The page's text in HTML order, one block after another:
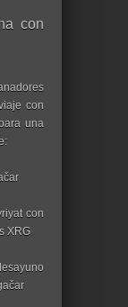
con
con
una
con
XRG